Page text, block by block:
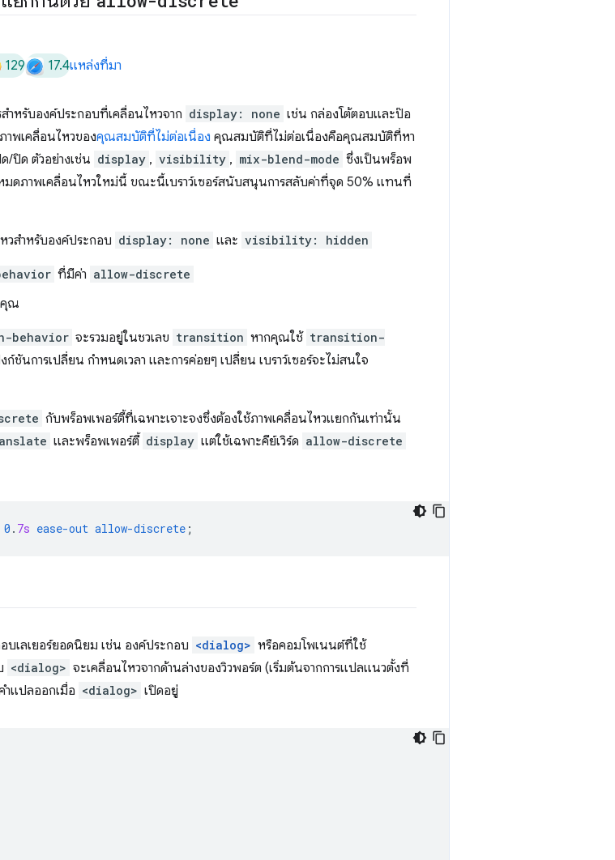
129 17.4แหล่งที่มา
ำหรับองค์ประกอบที่เคลื่อนไหวจาก display: none เช่น กล่องโต้ตอบและป๊อ
าพเคลื่อนไหวของคุณสมบัติที่ไม่ต่อเนื่อง คุณสมบัติที่ไม่ต่อเนื่องคือคุณสมบัติที่หา
/ปิด ตัวอย่างเช่น display , visibility , mix-blend-mode ซึ่งเป็นพร็อพ
มดภาพเคลื่อนไหวใหม่นี้ ขณะนี้เบราว์เซอร์สนับสนุนการสลับค่าที่จุด 50% แทนที่
วสำหรับองค์ประกอบ display: none และ visibility: hidden
ที่มีค่า allow-discrete
คุณ
behavior จะรวมอยู่ในชวเลข transition หากคุณใช้ transition-
ชันการเปลี่ยน กำหนดเวลา และการค่อยๆ เปลี่ยน เบราว์เซอร์จะไม่สนใจ
กับพร็อพเพอร์ตี้ที่เฉพาะเจาะจงซึ่งต้องใช้ภาพเคลื่อนไหวแยกกันเท่านั้น
และพร็อพเพอร์ตี้ display แต่ใช้เฉพาะคีย์เวิร์ด allow-discrete
0 . 7s ease-out allow-discrete ;
บเลเยอร์ยอดนิยม เช่น องค์ประกอบ <dialog> หรือคอมโพเนนต์ที่ใช้
<dialog> จะเคลื่อนไหวจากด้านล่างของวิวพอร์ต (เริ่มต้นจากการแปลแนวตั้งที่
ำแปลออกเมื่อ <dialog> เปิดอยู่